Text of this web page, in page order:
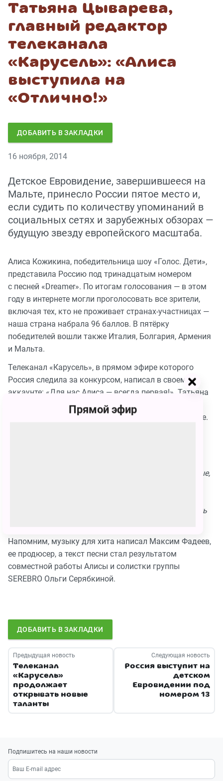
Татьяна Цыварева,
главный редактор
телеканала
«Карусель»: «Алиса
выступила на
«Отлично!»
ДОБАВИТЬ В ЗАКЛАДКИ
16 ноября, 2014
Детское Евровидение, завершившееся на
Мальте, принесло России пятое место и,
если судить по количеству упоминаний в
социальных сетях и зарубежных обзорах —
будущую звезду европейского масштаба.
Алиса Кожикина, победительница шоу «Голос. Дети»,
представила Россию под тринадцатым номером
с песней «Dreamer». По итогам голосования — в этом
году в интернете могли проголосовать все зрители,
включая тех, кто не проживает странах-участницах —
наша страна набрала 96 баллов. В пятёрку
победителей вошли также Италия, Болгария, Армения
и Мальта.
Телеканал «Карусель», в прямом эфире которого
Россия следила за конкурсом, написал в своем
аккаунте: «Для нас Алиса — всегда первая!». Татьяна
Цыварева, поддерживающая Алису на Мальте,
спросила, как она сама оценивает своё выступление.
победить. Некоторые участники были очень сильные,
на дискотеке. Наконец, мы смогли отдохнуть и спеть
Напомним, музыку для хита написал Максим Фадеев,
ее продюсер, а текст песни стал результатом
совместной работы Алисы и солистки группы
SEREBRO Ольги Серябкиной.
ДОБАВИТЬ В ЗАКЛАДКИ
Предыдущая новость
Телеканал
«Карусель»
продолжает
открывать новые
таланты
Следующая новость
Россия выступит на
детском
Евровидении под
номером 13
Подпишитесь на наши новости
Прямой эфир